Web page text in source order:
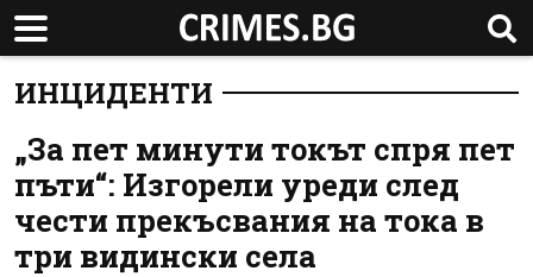
ИНЦИДЕНТИ
„За пет минути токът спря пет
пъти“: Изгорели уреди след
чести прекъсвания на тока в
три видински села